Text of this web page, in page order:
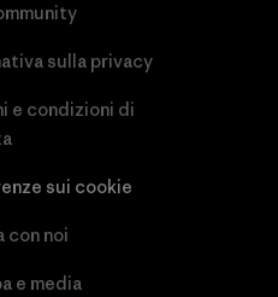
sulla privacy
e condizioni di
sui cookie
con noi
e media